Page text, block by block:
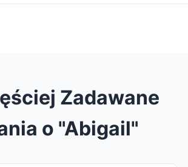
Zadawane
o "Abigail"